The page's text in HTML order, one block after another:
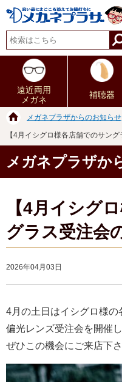
遠近両用
メガネ
補聴器
メガネプラザからのお知らせ
【4月イシグロ様各店舗でのサング
メガネプラザか
【4月イシグ
グラス受注会
2026年04月03日
4月の土日はイシグロ様の
偏光レンズ受注会を開催し
ぜひこの機会にご来店下